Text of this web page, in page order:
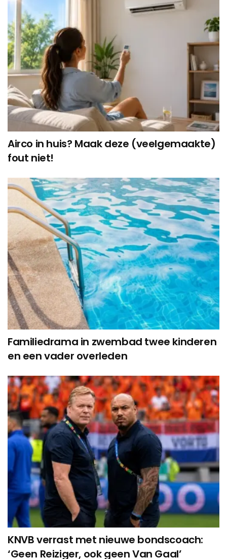
Airco in huis? Maak deze (veelgemaakte)
fout niet!
Familiedrama in zwembad twee kinderen
en een vader overleden
KNVB verrast met nieuwe bondscoach:
‘Geen Reiziger, ook geen Van Gaal’